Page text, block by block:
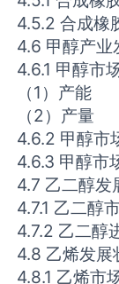
4.5.2 合成橡
4.6 甲醇产业
4.6.1 甲醇市
（1）产能
（2）产量
4.6.2 甲醇市
4.6.3 甲醇市
4.7 乙二醇发
4.7.1 乙二醇
4.7.2 乙二醇
4.8 乙烯发展
4.8.1 乙烯市